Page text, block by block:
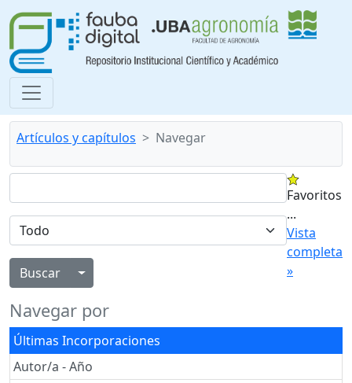
Artículos y capítulos Navegar
Alternar menú desplegable
Favoritos
...
Vista
completa
»
Navegar por
Últimas Incorporaciones
Autor/a - Año